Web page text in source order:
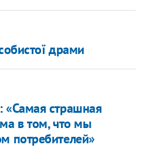
драми
страшная
в том, что мы
потребителей»